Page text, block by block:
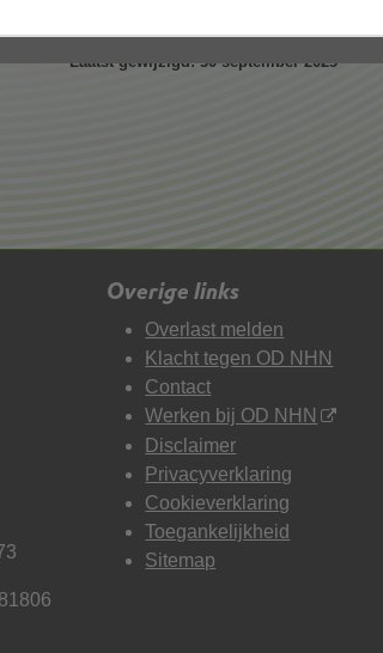
Laatst gewijzigd: 30 september 2025
Overige links
Overlast melden
Klacht tegen OD NHN
Contact
Werken bij OD NHN
Disclaimer
Privacyverklaring
Cookieverklaring
Toegankelijkheid
Sitemap